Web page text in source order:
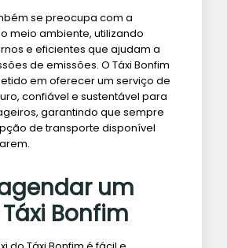
se preocupa com a
meio ambiente, utilizando
e eficientes que ajudam a
de emissões. O Táxi Bonfim
em oferecer um serviço de
confiável e sustentável para
garantindo que sempre
de transporte disponível
um
Bonfim